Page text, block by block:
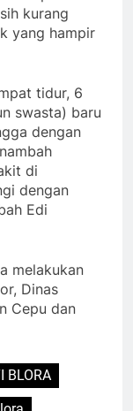
kurang
yang hampir
tidur, 6
swasta) baru
dengan
di
dengan
Edi
melakukan
Dinas
Cepu dan
BLORA